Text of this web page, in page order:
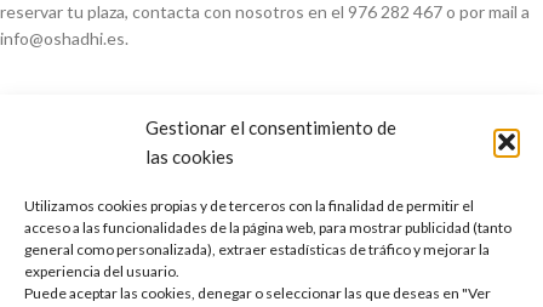
Gestionar el consentimiento de
las cookies
Utilizamos cookies propias y de terceros con la finalidad de permitir el
acceso a las funcionalidades de la página web, para mostrar publicidad (tanto
general como personalizada), extraer estadísticas de tráfico y mejorar la
experiencia del usuario.
Puede aceptar las cookies, denegar o seleccionar las que deseas en "Ver
reservar tu plaza, contacta con nosotros en el 976 282 467 o por mail a
info@oshadhi.es.
Aromaterapia cursos Formación